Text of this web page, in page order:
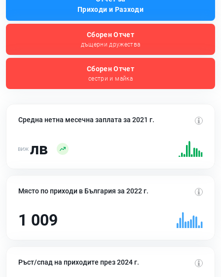
Приходи и Разходи
Сборен Отчет
дъщерни дружества
Сборен Отчет
сестри и майка
Средна нетна месечна заплата за 2021 г.
лв
Място по приходи в България за 2022 г.
1 009
Ръст/спад на приходите през 2024 г.